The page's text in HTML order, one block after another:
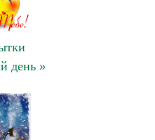
день »